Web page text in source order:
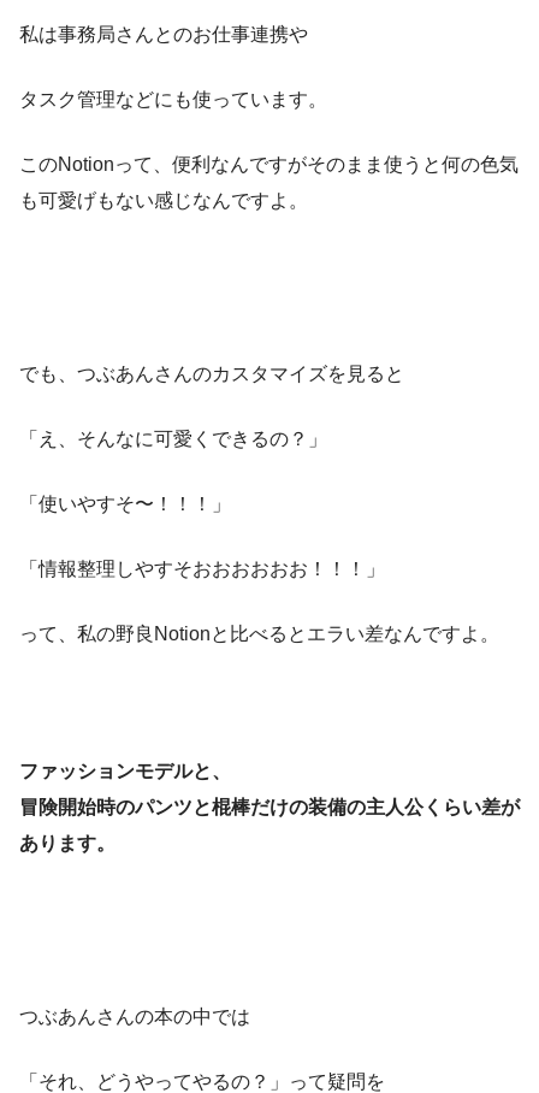
私は事務局さんとのお仕事連携や
タスク管理などにも使っています。
このNotionって、便利なんですがそのまま使うと何の色気
も可愛げもない感じなんですよ。
でも、つぶあんさんのカスタマイズを見ると
「え、そんなに可愛くできるの？」
「使いやすそ〜！！！」
「情報整理しやすそおおおおおお！！！」
って、私の野良Notionと比べるとエラい差なんですよ。
ファッションモデルと、
冒険開始時のパンツと棍棒だけの装備の主人公くらい差が
あります。
つぶあんさんの本の中では
「それ、どうやってやるの？」って疑問を